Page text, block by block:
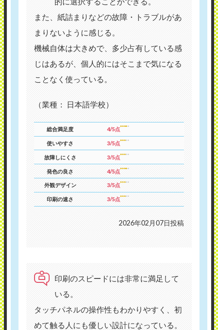
また、紙詰まりなどの故障・トラブルがあ
まりないように感じる。
機械自体は大きめで、多少占有している感
じはあるが、個人的にはそこまで気になる
ことなく使っている。
（業種： 日本語学校）
総合満足度 4/5点
使いやすさ 3/5点
故障しにくさ 3/5点
発色の良さ 4/5点
外観デザイン 3/5点
印刷の速さ 3/5点
2026年02月07日投稿
印刷のスピードには非常に満足して
いる。
タッチパネルの操作性もわかりやすく、初
めて触る人にも優しい設計になっている。